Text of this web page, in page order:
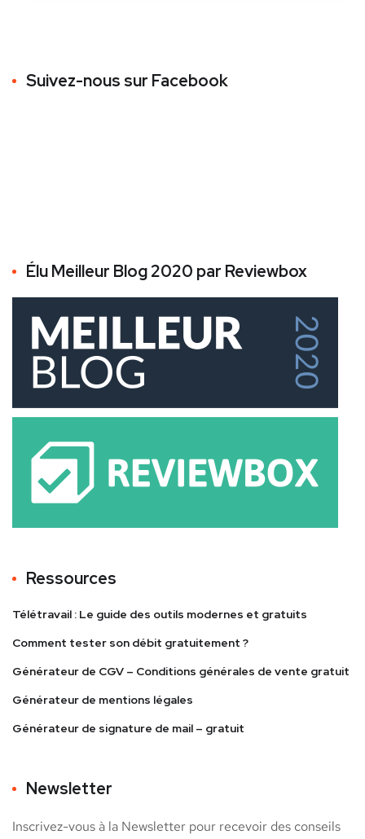
Suivez-nous sur Facebook
Élu Meilleur Blog 2020 par Reviewbox
Ressources
Télétravail : Le guide des outils modernes et gratuits
Comment tester son débit gratuitement ?
Générateur de CGV – Conditions générales de vente gratuit
Générateur de mentions légales
Générateur de signature de mail – gratuit
Newsletter
Inscrivez-vous à la Newsletter pour recevoir des conseils